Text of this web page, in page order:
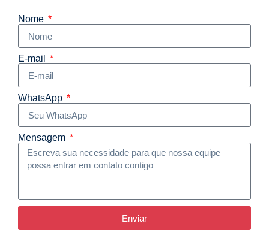
Nome
E-mail
WhatsApp
Mensagem
Enviar